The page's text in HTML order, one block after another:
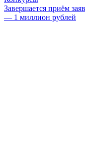
Завершается приём
— 1 миллион рублей